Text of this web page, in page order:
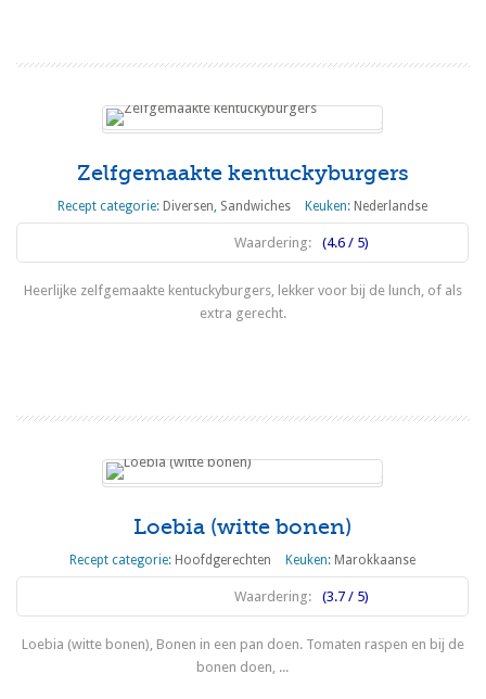
Zelfgemaakte kentuckyburgers
Recept categorie: Diversen Sandwiches Keuken: Nederlandse
Waardering: (4.6 / 5)
Heerlijke zelfgemaakte kentuckyburgers, lekker voor bij de lunch, of als
extra gerecht.
Loebia (witte bonen)
Recept categorie: Hoofdgerechten Keuken: Marokkaanse
Waardering: (3.7 / 5)
Loebia (witte bonen), Bonen in een pan doen. Tomaten raspen en bij de
bonen doen, ...